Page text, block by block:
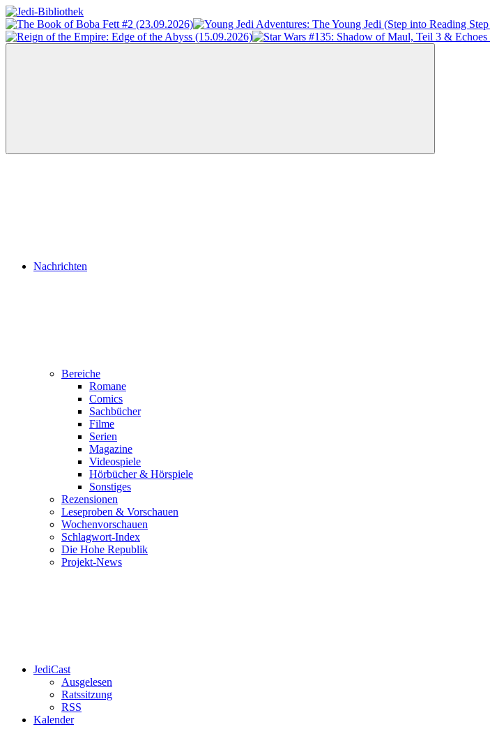
Zum
Inhalt
springen
Jedi-
Bibliothek
Das
Portal
Menü
Nachrichten
Bereiche
Romane
Comics
Sachbücher
Filme
Serien
Magazine
Videospiele
Hörbücher & Hörspiele
Sonstiges
Rezensionen
Leseproben & Vorschauen
Wochenvorschauen
Schlagwort-Index
Die Hohe Republik
Projekt-News
JediCast
Ausgelesen
Ratssitzung
RSS
Kalender